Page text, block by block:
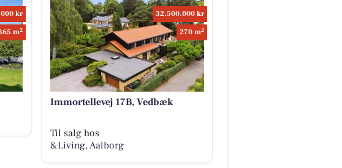
kr
m2
32.500.000 kr
270 m2
Immortellevej 17B, Vedbæk
Til salg hos
&Living, Aalborg